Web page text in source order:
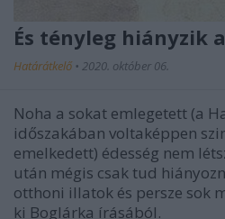
És tényleg hiányzik
Határátkelő • 2020. október 06.
Noha a sokat emlegetett (a
időszakában voltaképpen
emelkedett) édesség nem
után mégis csak tud
otthoni illatok és persze sok
ki Boglárka írásából.